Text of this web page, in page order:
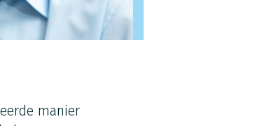
manier